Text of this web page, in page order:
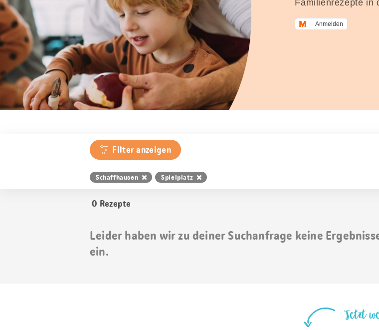
Familienrezepte in
Anmelden
Filter anzeigen
Schaffhausen Spielplatz
0 Rezepte
Leider haben wir zu deiner Suchanfrage keine
ein.
Jetzt